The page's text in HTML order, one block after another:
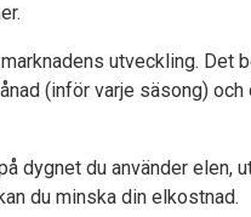
utveckling. Det
(inför varje säsong)
dygnet du använder elen,
du minska din elkostnad.